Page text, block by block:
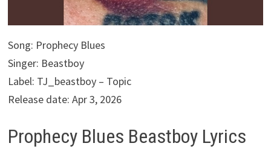
Song: Prophecy Blues
Singer: Beastboy
Label: TJ_beastboy – Topic
Release date: Apr 3, 2026
Prophecy Blues Beastboy Lyrics